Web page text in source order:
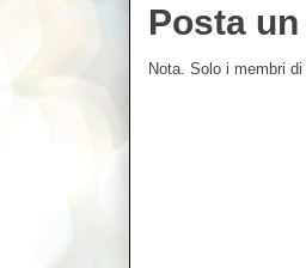
Posta
Nota. Solo i membri